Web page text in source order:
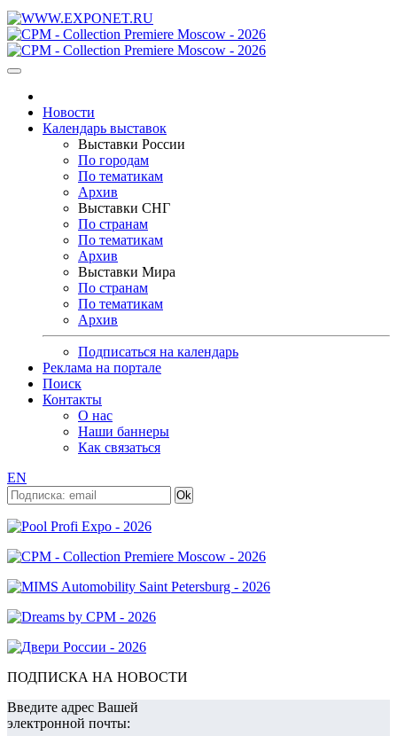
Новости
Календарь выставок
Выставки России
По городам
По тематикам
Архив
Выставки СНГ
По странам
По тематикам
Архив
Выставки Мира
По странам
По тематикам
Архив
Подписаться на календарь
Реклама на портале
Поиск
Контакты
О нас
Наши баннеры
Как связаться
EN
ПОДПИСКА НА НОВОСТИ
Введите адрес Вашей
электронной почты: